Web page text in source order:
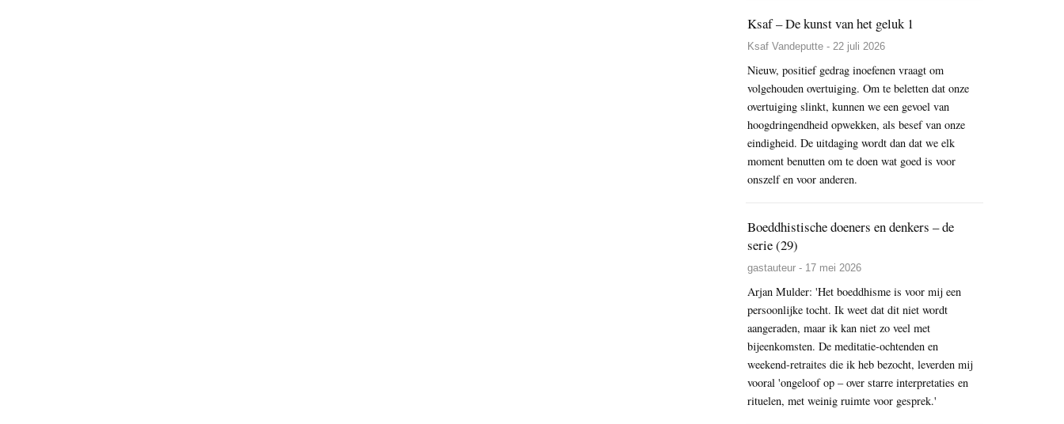
Ksaf – De kunst van het geluk 1
Ksaf Vandeputte - 22 juli 2026
Nieuw, positief gedrag inoefenen vraagt om
volgehouden overtuiging. Om te beletten dat onze
overtuiging slinkt, kunnen we een gevoel van
hoogdringendheid opwekken, als besef van onze
eindigheid. De uitdaging wordt dan dat we elk
moment benutten om te doen wat goed is voor
onszelf en voor anderen.
Boeddhistische doeners en denkers – de
serie (29)
gastauteur - 17 mei 2026
Arjan Mulder: 'Het boeddhisme is voor mij een
persoonlijke tocht. Ik weet dat dit niet wordt
aangeraden, maar ik kan niet zo veel met
bijeenkomsten. De meditatie-ochtenden en
weekend-retraites die ik heb bezocht, leverden mij
vooral 'ongeloof op – over starre interpretaties en
rituelen, met weinig ruimte voor gesprek.'